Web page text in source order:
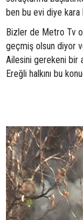
ben bu evi diye kara
Bizler de Metro Tv
geçmiş olsun diyor
Ailesini gerekeni bir
Ereğli halkını bu